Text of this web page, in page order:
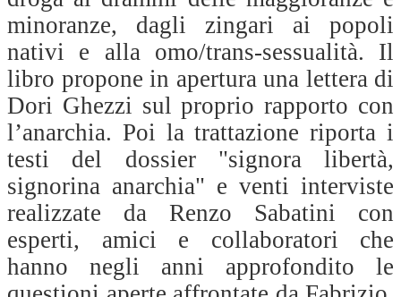
minoranze, dagli zingari ai popoli
nativi e alla omo/trans-sessualità. Il
libro propone in apertura una lettera di
Dori Ghezzi sul proprio rapporto con
l’anarchia. Poi la trattazione riporta i
testi del dossier "signora libertà,
signorina anarchia" e venti interviste
realizzate da Renzo Sabatini con
esperti, amici e collaboratori che
hanno negli anni approfondito le